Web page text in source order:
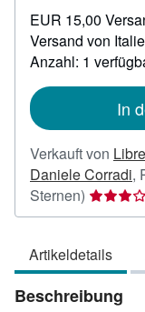
28,00
EUR 15,00
Versand von
Anzahl: 1
In
Verkauft von
Daniele Corradi,
Sternen)
3
5
Sternen
Artikeldetails
Beschreibung